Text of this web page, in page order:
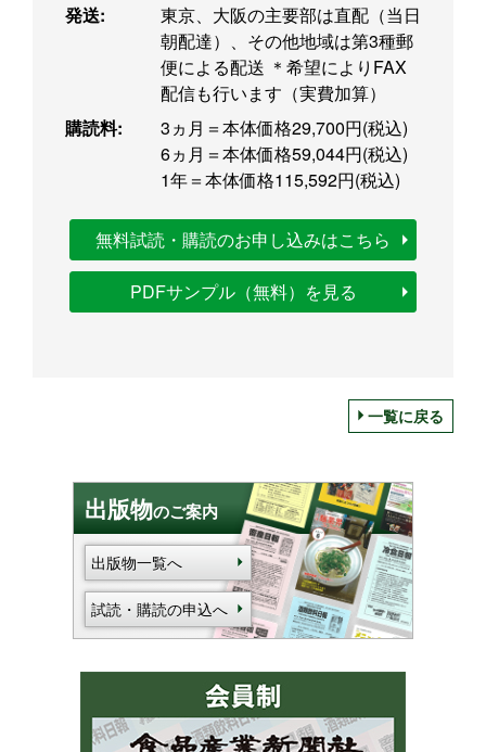
発送:
東京、大阪の主要部は直配（当日
朝配達）、その他地域は第3種郵
便による配送 ＊希望によりFAX
配信も行います（実費加算）
購読料:
3ヵ月＝本体価格29,700円(税込)
6ヵ月＝本体価格59,044円(税込)
1年＝本体価格115,592円(税込)
無料試読・購読のお申し込みはこちら
PDFサンプル（無料）を見る
一覧に戻る
出版物のご案内
出版物一覧へ
試読・購読の申込へ